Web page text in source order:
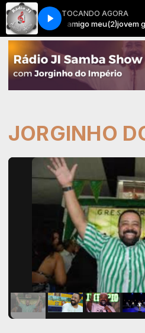
TOCANDO AGORA
de um amigo meu(2)jovem
JORGINHO